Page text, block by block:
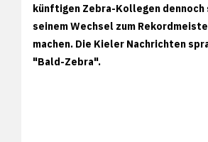
künftigen Zebra-Kollegen dennoch
seinem Wechsel zum
machen. Die Kieler Nachrichten
"Bald-Zebra".